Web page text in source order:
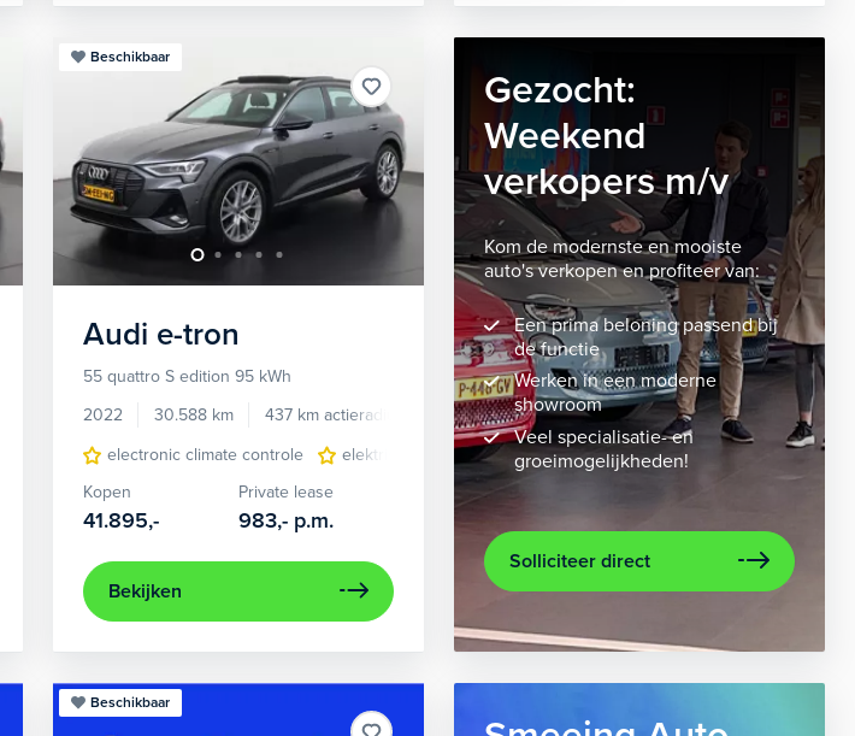
Elektrisch
glazen panorama-dak lichtmetalen velgen 10-spaaks 21" luxe lederen bekleding metaalkleur
Beschikbaar
Audi e-tron
55 quattro S edition 95 kWh
2022
30.588 km 437 km actieradius
Elektrisch
electronic climate controle
elektrisch glazen panorama-dak lederen/stof bekleding
Kopen
41.895,-
Private lease
983,- p.m.
Bekijken
Gezocht:
Weekend
verkopers m/v
Kom de modernste en mooiste
auto's verkopen en profiteer van:
Een prima beloning passend bij
de functie
Werken in een moderne
showroom
Veel specialisatie- en
groeimogelijkheden!
Solliciteer direct
Beschikbaar